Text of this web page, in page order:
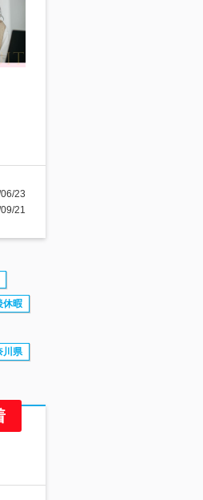
23
21
休暇
川県